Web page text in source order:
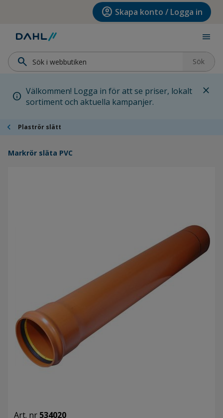
Hoppa till huvudinnehållet account_circle Skapa konto / Logga in
menu
search Sök
info Välkommen! Logga in för att se priser, lokalt
sortiment och aktuella kampanjer.
close
chevron_left Plaströr slätt
Markrör släta PVC
Art. nr 534020